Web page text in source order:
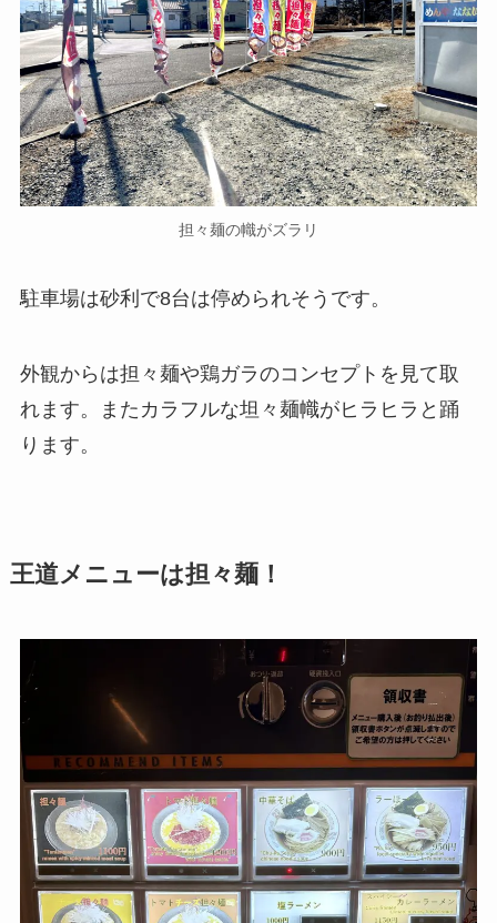
担々麺の幟がズラリ
駐車場は砂利で8台は停められそうです。
外観からは担々麺や鶏ガラのコンセプトを見て取
れます。またカラフルな坦々麺幟がヒラヒラと踊
ります。
王道メニューは担々麺！